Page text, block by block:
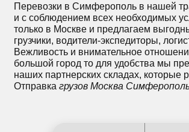
Перевозки в Симферополь в нашей
и с соблюдением всех необходимых
только в Москве и предлагаем
грузчики, водители-экспедиторы,
Вежливость и внимательное
большой город то для удобства мы
наших партнерских складах, которые
Отправка грузов Москва